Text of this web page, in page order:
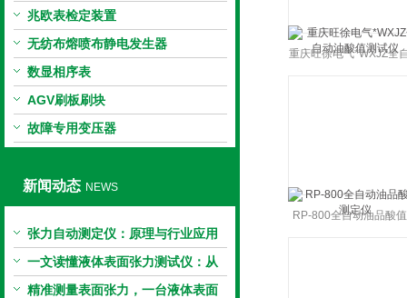
兆欧表检定装置
无纺布熔喷布静电发生器
数显相序表
AGV刷板刷块
故障专用变压器
新闻动态 NEWS
张力自动测定仪：原理与行业应用
解析
一文读懂液体表面张力测试仪：从
原理到应用全掌握
精准测量表面张力，一台液体表面
重庆旺徐电气*WXJZ全
RP-800全自动油品酸